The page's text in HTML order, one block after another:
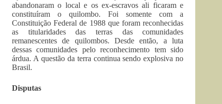
abandonaram o local e os ex-escravos ali ficaram e
constituíram o quilombo. Foi somente com a
Constituição Federal de 1988 que foram reconhecidas
as titularidades das terras das comunidades
remanescentes de quilombos. Desde então, a luta
dessas comunidades pelo reconhecimento tem sido
árdua. A questão da terra continua sendo explosiva no
Brasil.
Disputas